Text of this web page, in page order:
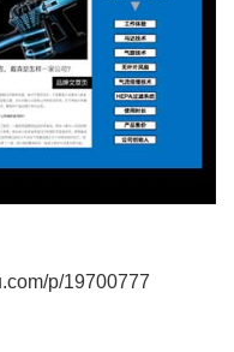
p/19700777